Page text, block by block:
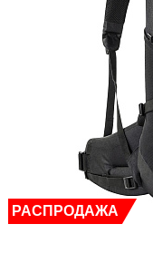
РАСПРОДАЖА